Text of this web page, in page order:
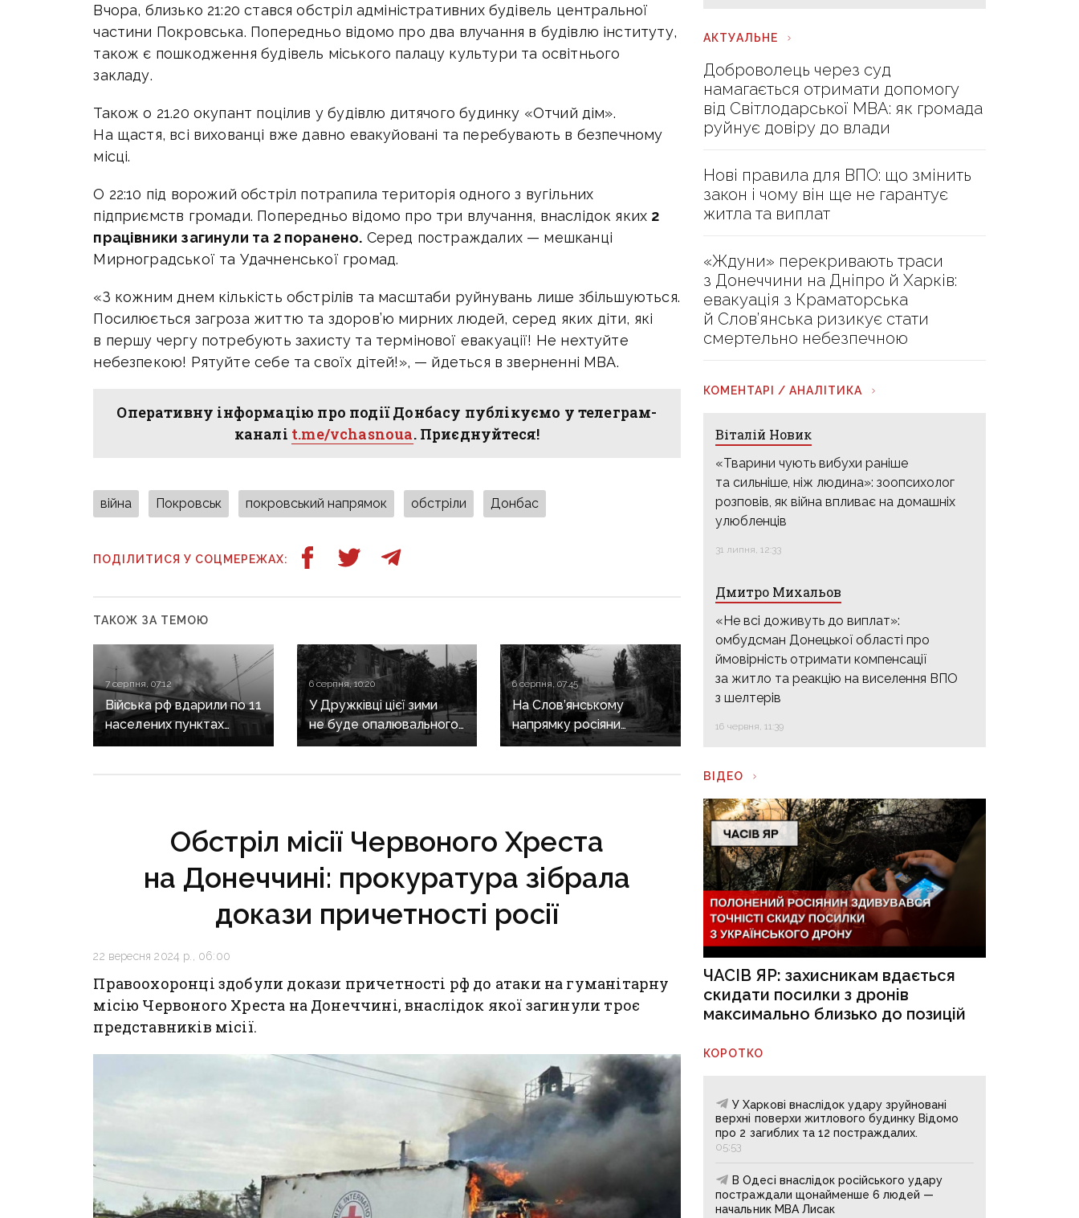
Вчора, близько 21:20 стався обстріл адміністративних будівель центральної
частини Покровська. Попередньо відомо про два влучання в будівлю інституту,
також є пошкодження будівель міського палацу культури та освітнього
закладу.
Також о 21.20 окупант поцілив у будівлю дитячого будинку «Отчий дім».
На щастя, всі вихованці вже давно евакуйовані та перебувають в безпечному
місці.
О 22:10 під ворожий обстріл потрапила територія одного з вугільних
підприємств громади. Попередньо відомо про три влучання, внаслідок яких 2
працівники загинули та 2 поранено. Серед постраждалих — мешканці
Мирноградської та Удачненської громад.
«З кожним днем кількість обстрілів та масштаби руйнувань лише збільшуються.
Посилюється загроза життю та здоров’ю мирних людей, серед яких діти, які
в першу чергу потребують захисту та термінової евакуації! Не нехтуйте
небезпекою! Рятуйте себе та своїх дітей!», — йдеться в зверненні МВА.
Оперативну інформацію про події Донбасу публікуємо у телеграм-
каналі t.me/vchasnoua. Приєднуйтеся!
війна Покровськ покровський напрямок обстріли Донбас
ПОДІЛИТИСЯ У СОЦМЕРЕЖАХ:
ТАКОЖ ЗА ТЕМОЮ
7 серпня, 07:12
Війська рф вдарили по 11
населених пунктах
Донеччини: одна людина
6 серпня, 10:20
У Дружківці цієї зими
не буде опалювального
сезону: фронт
6 серпня, 07:45
На Слов’янському
напрямку росіяни
заходять в тил і
ділянки
Обстріл місії Червоного Хреста
на Донеччині: прокуратура зібрала
докази причетності росії
22 вересня 2024 р., 06:00
Правоохоронці здобули докази причетності рф до атаки на гуманітарну
місію Червоного Хреста на Донеччині, внаслідок якої загинули троє
представників місії.
АКТУАЛЬНЕ
Доброволець через суд
намагається отримати допомогу
від Світлодарської МВА: як громада
руйнує довіру до влади
Нові правила для ВПО: що змінить
закон і чому він ще не гарантує
житла та виплат
«Ждуни» перекривають траси
з Донеччини на Дніпро й Харків:
евакуація з Краматорська
й Слов’янська ризикує стати
смертельно небезпечною
КОМЕНТАРІ / АНАЛІТИКА
Віталій Новик
«Тварини чують вибухи раніше
та сильніше, ніж людина»: зоопсихолог
розповів, як війна впливає на домашніх
улюбленців
31 липня, 12:33
Дмитро Михальов
«Не всі доживуть до виплат»:
омбудсман Донецької області про
ймовірність отримати компенсації
за житло та реакцію на виселення ВПО
з шелтерів
16 червня, 11:39
ВІДЕО
ЧАСІВ ЯР: захисникам вдається
скидати посилки з дронів
максимально близько до позицій
КОРОТКО
У Харкові внаслідок удару зруйновані
верхні поверхи житлового будинку Відомо
про 2 загиблих та 12 постраждалих.
05:53
В Одесі внаслідок російського удару
постраждали щонайменше 6 людей —
начальник МВА Лисак